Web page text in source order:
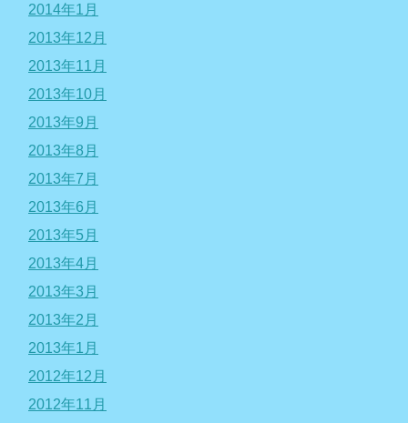
2014年1月
2013年12月
2013年11月
2013年10月
2013年9月
2013年8月
2013年7月
2013年6月
2013年5月
2013年4月
2013年3月
2013年2月
2013年1月
2012年12月
2012年11月